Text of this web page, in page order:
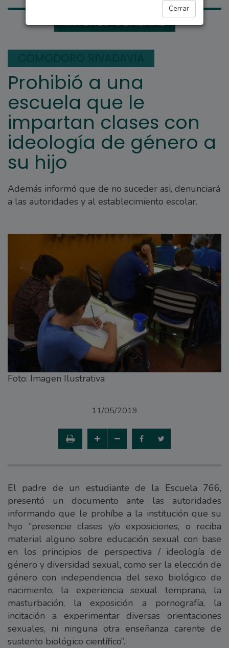
Cerrar
INTERÉS GENERAL
Prohibió a una
escuela que le
impartan clases con
ideología de género a
su hijo
Además informó que de no suceder asi, denunciará
a las autoridades y al establecimiento escolar.
Foto: Imagen Ilustrativa
11/05/2019
El padre de un estudiante de la Escuela 766,
presentó un documento ante las autoridades
informando que le prohíbe a la institución que su
hijo “presencie clases y/o exposiciones, o reciba
material alguno sobre educación sexual con base
en los principios de perspectiva / ideología de
género y diversidad sexual, como ser la elección de
género con independencia del sexo biológico de
nacimiento, la experiencia sexual temprana, la
masturbación, la exposición a pornografía, la
incitación a experimentar diversas orientaciones
sexuales, ni ninguna otra enseñanza carente de
sustento biológico científico”.